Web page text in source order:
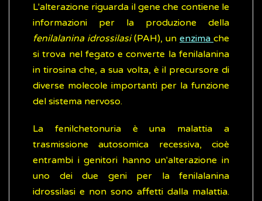
L'alterazione riguarda il gene che contiene le
informazioni per la produzione della
fenilalanina idrossilasi(PAH), un enzima che
si trova nel fegato e converte la fenilalanina
in tirosina che, a sua volta, è il precursore di
diverse molecole importanti per la funzione
del sistema nervoso.
La fenilchetonuria è una malattia a
trasmissione autosomica recessiva, cioè
entrambi i genitori hanno un'alterazione in
uno dei due geni per la fenilalanina
idrossilasi e non sono affetti dalla malattia.